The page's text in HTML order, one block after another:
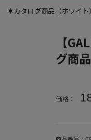
＊カタログ商品（ホワイト）
【
グ商
価格：